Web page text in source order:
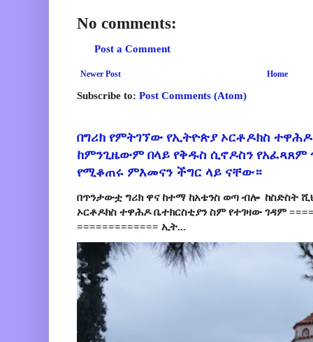
No comments:
Post a Comment
Newer Post Home
Subscribe to: Post Comments (Atom)
በግሪክ የምትገኘው የኢትዮጵያ ኦርቶዶክስ
ከምንጊዜውም በላይ የቅዱስ ሲኖዶስን የአፈጻጸም
የሚቆጠሩ ምእመናን ችግር ላይ ናቸው።
በጥንታውቷ ግሪክ ዋና ከተማ ከአቴንስ ወጣ ብሎ ከስድስት
ኦርቶዶክስ ተዋሕዶ ቤተክርስቲያን ስም የተገዛው ገዳም
============= ኢት...